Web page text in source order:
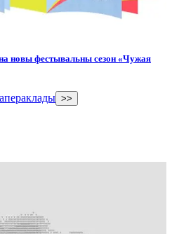
новы фестывальны сезон «Чужая
пераклады >>